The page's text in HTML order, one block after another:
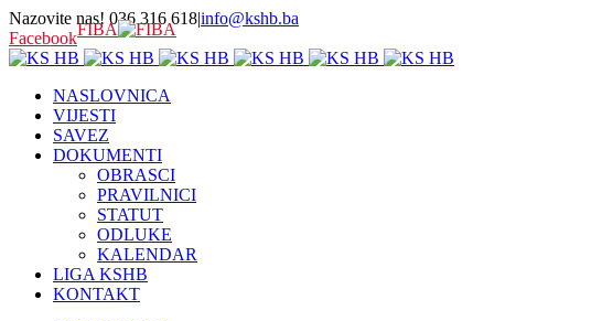
Nazovite nas! 036 316 618|info@kshb.ba
FacebookFIBA
NASLOVNICA
VIJESTI
SAVEZ
DOKUMENTI
OBRASCI
PRAVILNICI
STATUT
ODLUKE
KALENDAR
LIGA KSHB
KONTAKT